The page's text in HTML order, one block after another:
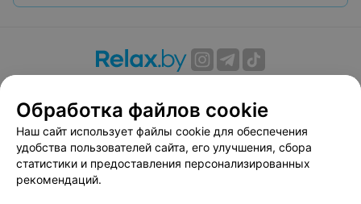
Вакансии
Публичный договор
Способы оплаты
Публичный договор по использованию сервиса
«Афиша»
Пользовательское соглашение
Обработка файлов cookie
Наш сайт использует файлы cookie для обеспечения
удобства пользователей сайта, его улучшения, сбора
статистики и предоставления персонализированных
рекомендаций.